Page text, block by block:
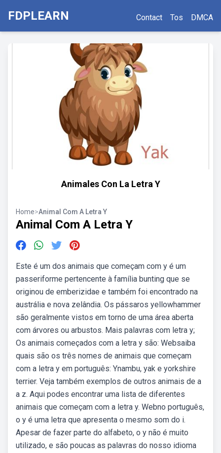
FDPLEARN Contact Tos DMCA
Animales Con La Letra Y
Home>Animal Com A Letra Y
Animal Com A Letra Y
Este é um dos animais que começam com y é um
passeriforme pertencente à família bunting que se
originou de emberizidae e também foi encontrado na
austrália e nova zelândia. Os pássaros yellowhammer
são geralmente vistos em torno de uma área aberta
com árvores ou arbustos. Mais palavras com letra y;
Os animais começados com a letra y são: Websaiba
quais são os três nomes de animais que começam
com a letra y em português: Ynambu, yak e yorkshire
terrier. Veja também exemplos de outros animais de a
a z. Aqui podes encontrar uma lista de diferentes
animais que começam com a letra y. Webno português,
o y é uma letra que apresenta o mesmo som do i.
Apesar de fazer parte do alfabeto, o y não é muito
utilizado, e são poucas as palavras do nosso idioma